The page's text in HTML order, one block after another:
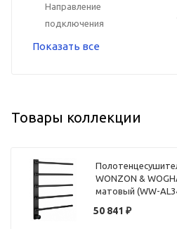
Направление
подключения
Показать все
Товары коллекции
WONZON &
матовый (WW-
50 841 ₽